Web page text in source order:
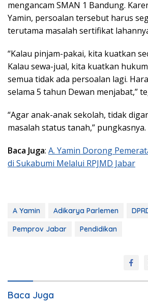
mengancam SMAN 1 Bandung.
Yamin, persoalan tersebut harus
terutama masalah sertifikat
“Kalau pinjam-pakai, kita kuatkan
Kalau sewa-jual, kita kuatkan
semua tidak ada persoalan lagi.
selama 5 tahun Dewan menjabat,”
“Agar anak-anak sekolah, tidak
masalah status tanah,” pungkasnya.
Baca Juga: A. Yamin Dorong
di Sukabumi Melalui RPJMD Jabar
A Yamin Adikarya Parlemen
Pemprov Jabar
Pendidikan
Baca Juga